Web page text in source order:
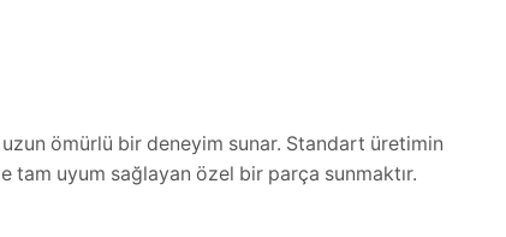
ömürlü bir deneyim sunar. Standart üretimin
tam uyum sağlayan özel bir parça sunmaktır.